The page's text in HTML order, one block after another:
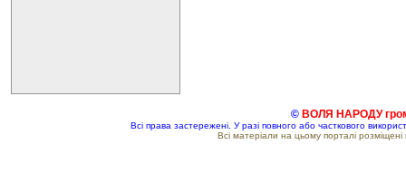
© ВОЛЯ НАРОДУ
Всі права застережені. У разі повного або часткового
Всі матеріали на цьому порталі розміщені